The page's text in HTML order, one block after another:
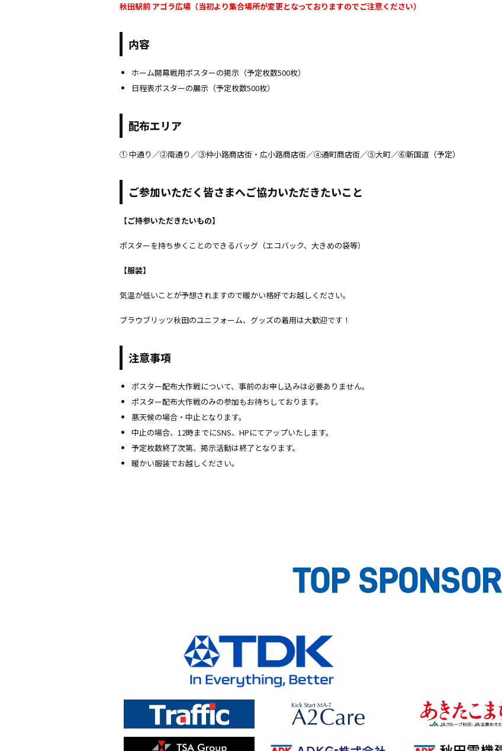
秋田駅前 アゴラ広場（当初より集合場所が変更となっておりますのでご注意ください）
内容
ホーム開幕戦用ポスターの掲示（予定枚数500枚）
日程表ポスターの展示（予定枚数500枚）
配布エリア
① 中通り／②南通り／③仲小路商店街・広小路商店街／④通町商店街／⑤大町／⑥新国道（予定）
ご参加いただく皆さまへご協力いただきたいこと
【ご持参いただきたいもの】
ポスターを持ち歩くことのできるバッグ（エコバック、大きめの袋等）
【服装】
気温が低いことが予想されますので暖かい格好でお越しください。
ブラウブリッツ秋田のユニフォーム、グッズの着用は大歓迎です！
注意事項
ポスター配布大作戦について、事前のお申し込みは必要ありません。
ポスター配布大作戦のみの参加もお待ちしております。
悪天候の場合・中止となります。
中止の場合、12時までにSNS、HPにてアップいたします。
予定枚数終了次第、掲示活動は終了となります。
暖かい服装でお越しください。
TOP SPONSOR